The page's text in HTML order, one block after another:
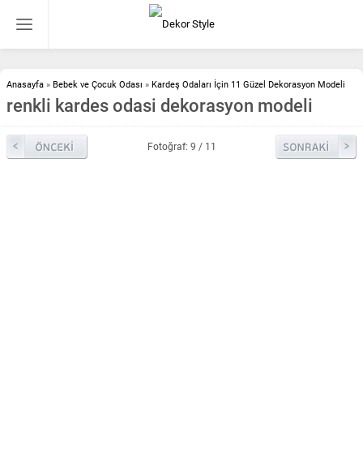
Anasayfa » Bebek ve Çocuk Odası » Kardeş Odaları İçin 11 Güzel Dekorasyon Modeli
renkli kardes odasi dekorasyon modeli
Fotoğraf: 9 / 11